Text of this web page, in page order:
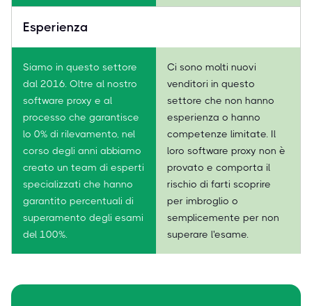
Esperienza
Siamo in questo settore
dal 2016. Oltre al nostro
software proxy e al
processo che garantisce
lo 0% di rilevamento, nel
corso degli anni abbiamo
creato un team di esperti
specializzati che hanno
garantito percentuali di
superamento degli esami
del 100%.
Ci sono molti nuovi
venditori in questo
settore che non hanno
esperienza o hanno
competenze limitate. Il
loro software proxy non è
provato e comporta il
rischio di farti scoprire
per imbroglio o
semplicemente per non
superare l'esame.